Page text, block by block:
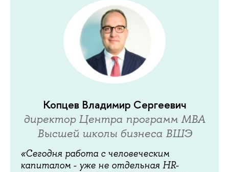
Копцев Владимир Сергеевич
директор Центра программ МВА
Высшей школы бизнеса ВШЭ
«Сегодня работа с человеческим
капиталом - уже не отдельная HR-